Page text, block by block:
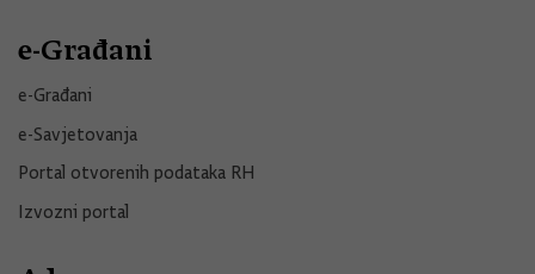
e-Građani
e-Građani
e-Savjetovanja
Portal otvorenih podataka RH
Izvozni portal